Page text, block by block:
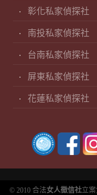
彰化私家偵探社
南投私家偵探社
台南私家偵探社
屏東私家偵探社
花蓮私家偵探社
© 2010 合法女人徵信社立案